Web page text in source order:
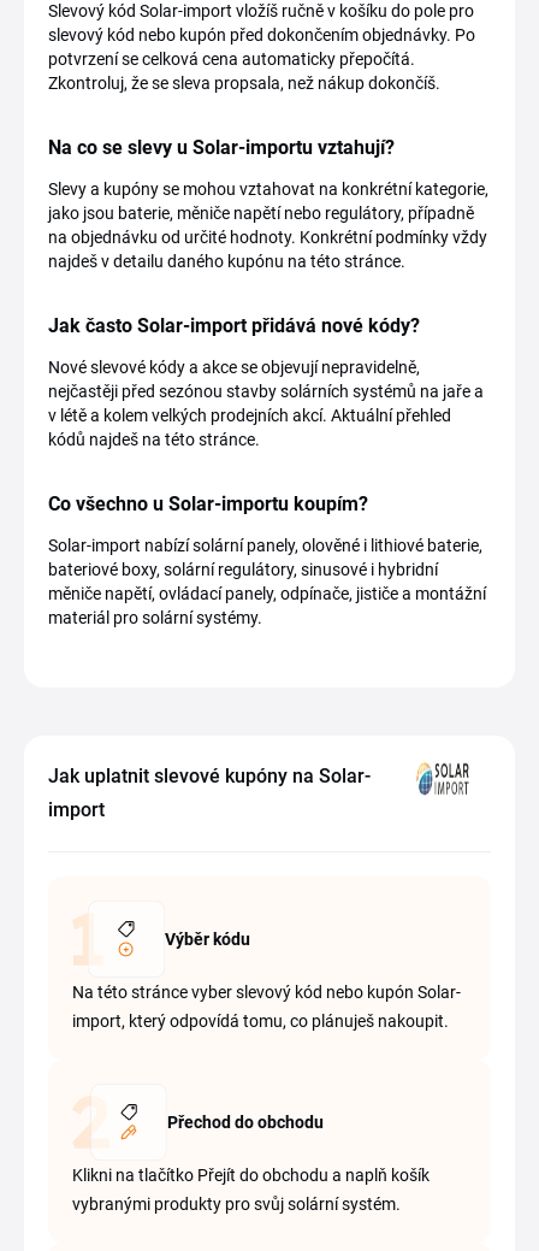
Slevový kód Solar-import vložíš ručně v košíku do pole pro
slevový kód nebo kupón před dokončením objednávky. Po
potvrzení se celková cena automaticky přepočítá.
Zkontroluj, že se sleva propsala, než nákup dokončíš.
Na co se slevy u Solar-importu vztahují?
Slevy a kupóny se mohou vztahovat na konkrétní kategorie,
jako jsou baterie, měniče napětí nebo regulátory, případně
na objednávku od určité hodnoty. Konkrétní podmínky vždy
najdeš v detailu daného kupónu na této stránce.
Jak často Solar-import přidává nové kódy?
Nové slevové kódy a akce se objevují nepravidelně,
nejčastěji před sezónou stavby solárních systémů na jaře a
v létě a kolem velkých prodejních akcí. Aktuální přehled
kódů najdeš na této stránce.
Co všechno u Solar-importu koupím?
Solar-import nabízí solární panely, olověné i lithiové baterie,
bateriové boxy, solární regulátory, sinusové i hybridní
měniče napětí, ovládací panely, odpínače, jističe a montážní
materiál pro solární systémy.
Jak uplatnit slevové kupóny na Solar-
import
Výběr kódu
Na této stránce vyber slevový kód nebo kupón Solar-
import, který odpovídá tomu, co plánuješ nakoupit.
Přechod do obchodu
Klikni na tlačítko Přejít do obchodu a naplň košík
vybranými produkty pro svůj solární systém.